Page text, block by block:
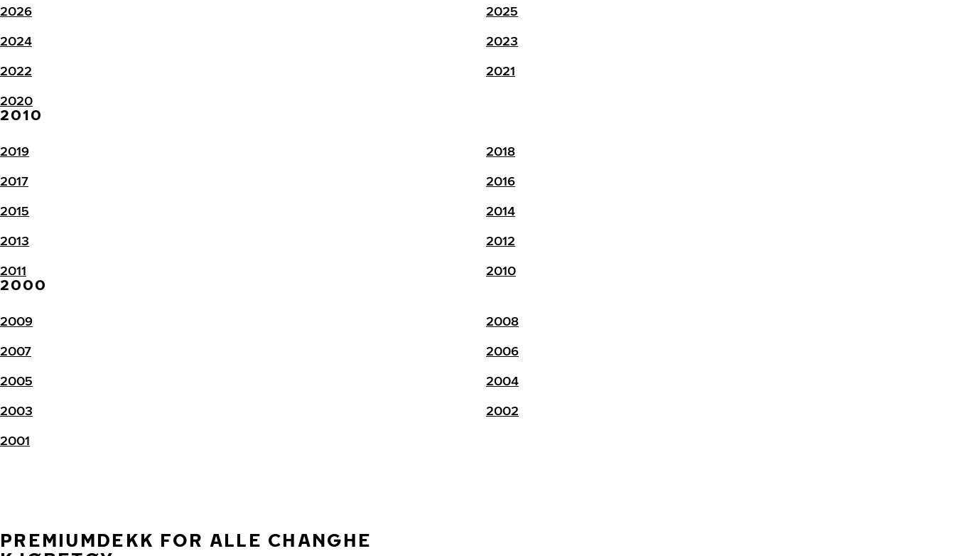
2026
2025
2024
2023
2022
2021
2020
2010
2019
2018
2017
2016
2015
2014
2013
2012
2011
2010
2000
2009
2008
2007
2006
2005
2004
2003
2002
2001
PREMIUMDEKK FOR ALLE CHANGHE